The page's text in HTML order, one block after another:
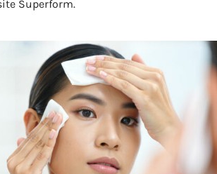
Superform.